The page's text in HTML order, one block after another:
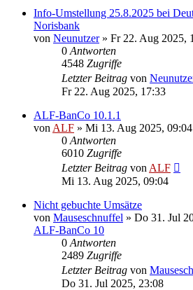
Info-Umstellung 25.8.2025 bei
Norisbank
von Neunutzer» Fr 22. Aug 2025,
0 Antworten
4548 Zugriffe
Letzter Beitrag von
Fr 22. Aug 2025, 17:33
ALF-BanCo 10.1.1
von ALF » Mi 13. Aug 2025, 09:04
0 Antworten
6010 Zugriffe
Letzter Beitrag von ALF
Mi 13. Aug 2025, 09:04
Nicht gebuchte Umsätze
von Mauseschnuffel » Do 31. Jul
ALF-BanCo 10
0 Antworten
2489 Zugriffe
Letzter Beitrag von
Do 31. Jul 2025, 23:08